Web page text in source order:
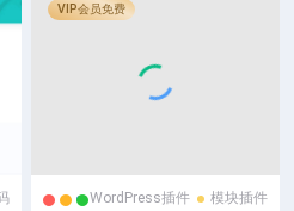
VIP会员免费
WordPress插件 模块插件